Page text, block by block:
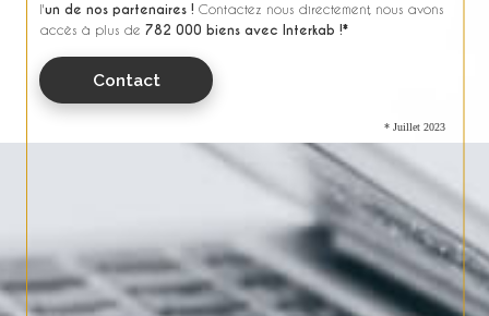
l'un de nos partenaires ! Contactez nous directement, nous avons
accès à plus de 782 000 biens avec Interkab !*
Contact
* Juillet 2023